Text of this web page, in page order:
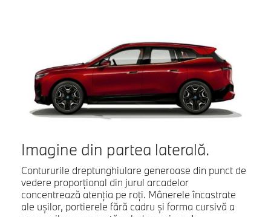
Imagine din partea laterală.
Contururile dreptunghiulare generoase din punct de
vedere proporţional din jurul arcadelor
concentrează atenţia pe roţi. Mânerele încastrate
ale uşilor, portierele fără cadru şi forma cursivă a